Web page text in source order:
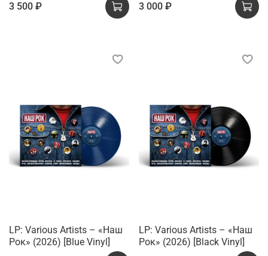
3 500 ₽ 3 000 ₽
LP: Various Artists – «Наш
Рок» (2026) [Blue Vinyl]
LP: Various Artists – «Наш
Рок» (2026) [Black Vinyl]